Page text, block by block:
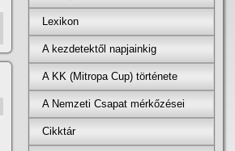
Lexikon
A kezdetektől napjainkig
A KK (Mitropa Cup) története
A Nemzeti Csapat mérkőzései
Cikktár